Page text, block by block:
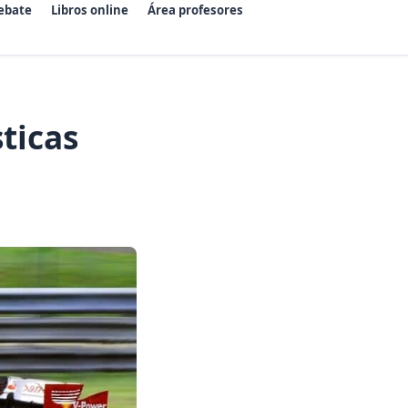
Libros online Área profesores